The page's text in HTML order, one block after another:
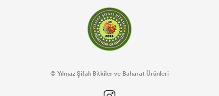
© Yılmaz Şifalı Bitkiler ve Baharat Ürünleri